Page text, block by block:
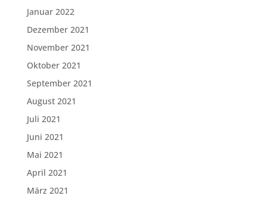
Januar 2022
Dezember 2021
November 2021
Oktober 2021
September 2021
August 2021
Juli 2021
Juni 2021
Mai 2021
April 2021
März 2021